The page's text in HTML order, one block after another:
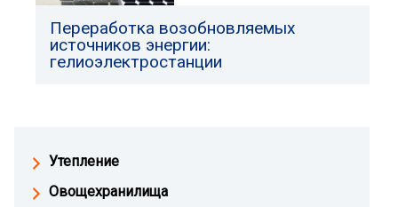
Утепление
Овощехранилища
Переработка возобновляемых
источников энергии:
гелиоэлектростанции